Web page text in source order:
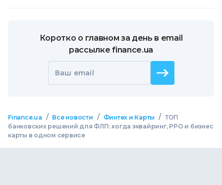
Коротко о главном за день в email
рассылке finance.ua
Ваш email
Finance.ua / Все новости / Финтех и Карты / ТОП
банковских решений для ФЛП: когда эквайринг, РРО и бизнес
карты в одном сервисе